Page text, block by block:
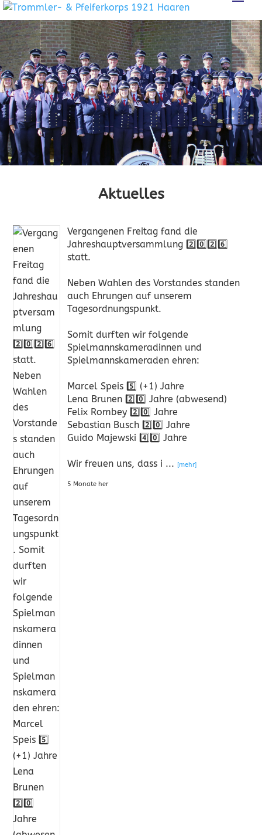
Aktuelles
Vergangenen Freitag fand die
Jahreshauptversammlung 2️⃣0️⃣2️⃣6️⃣
statt.
Neben Wahlen des Vorstandes standen
auch Ehrungen auf unserem
Tagesordnungspunkt.
Somit durften wir folgende
Spielmannskameradinnen und
Spielmannskameraden ehren:
Marcel Speis 5️⃣ (+1) Jahre
Lena Brunen 2️⃣0️⃣ Jahre (abwesend)
Felix Rombey 2️⃣0️⃣ Jahre
Sebastian Busch 2️⃣0️⃣ Jahre
Guido Majewski 4️⃣0️⃣ Jahre
Wir freuen uns, dass i ...[mehr]
5 Monate her